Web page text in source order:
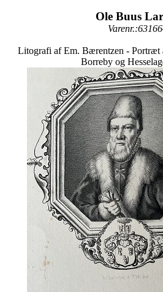
Ole Buus
Litografi af Em. Bærentzen - Portræt
Borreby og